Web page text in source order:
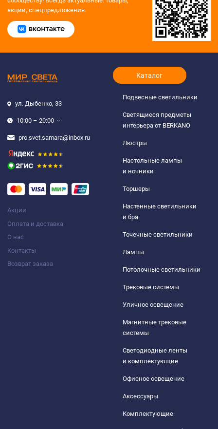
акции, спецпредложения.
ул. Дыбенко, 33
10:00 – 20:00
pro.svet.samara@inbox.ru
Акции
Оплата и доставка
О нас
Контакты
Возврат заказа
Каталог
Подвесные светильники
Светящиеся предметы
интерьера от BERKANO
Люстры
Настольные лампы
и ночники
Торшеры
Настенные светильники
и бра
Точечные светильники
Лампы
Потолочные светильники
Трековые системы
Уличное освещение
Магнитные трековые
системы
Светодиодные ленты
и комплектующие
Офисное освещение
Аксессуары
Комплектующие